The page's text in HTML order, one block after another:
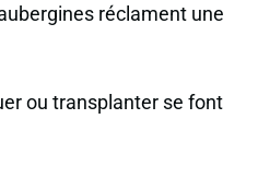
réclament une
ou transplanter se font